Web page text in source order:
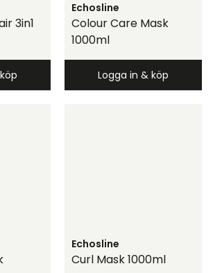
3in1
Echosline
Colour Care Mask
1000ml
Logga in & köp
Echosline
Curl Mask 1000ml